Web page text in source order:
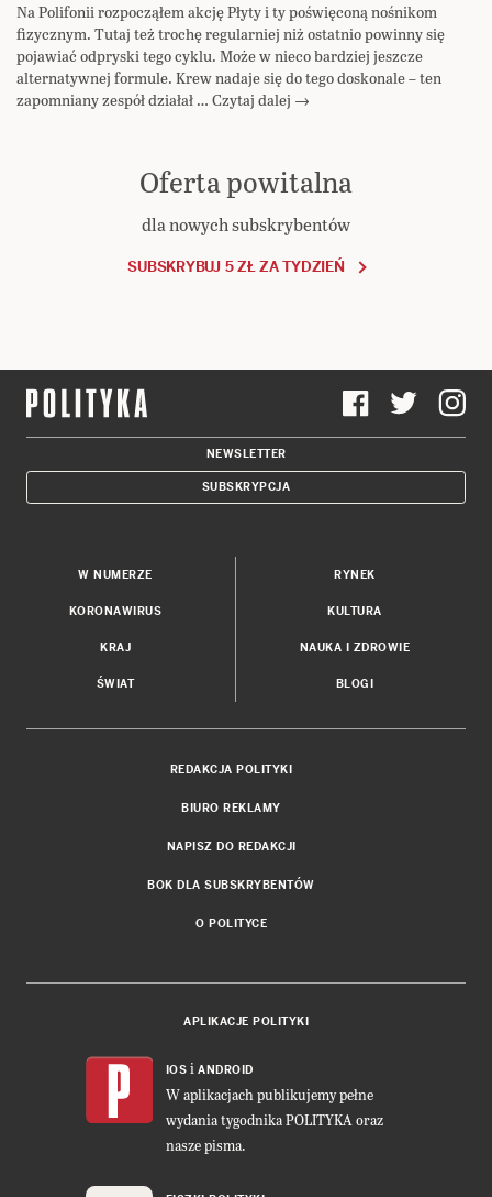
Na Polifonii rozpocząłem akcję Płyty i ty poświęconą nośnikom
fizycznym. Tutaj też trochę regularniej niż ostatnio powinny się
pojawiać odpryski tego cyklu. Może w nieco bardziej jeszcze
alternatywnej formule. Krew nadaje się do tego doskonale – ten
zapomniany zespół działał … Czytaj dalej →
Oferta powitalna
dla nowych subskrybentów
SUBSKRYBUJ 5 ZŁ ZA TYDZIEŃ
NEWSLETTER
SUBSKRYPCJA
W NUMERZE
KORONAWIRUS
KRAJ
ŚWIAT
RYNEK
KULTURA
NAUKA I ZDROWIE
BLOGI
REDAKCJA POLITYKI
BIURO REKLAMY
NAPISZ DO REDAKCJI
BOK DLA SUBSKRYBENTÓW
O POLITYCE
APLIKACJE POLITYKI
IOS i ANDROID
W aplikacjach publikujemy pełne
wydania tygodnika POLITYKA oraz
nasze pisma.